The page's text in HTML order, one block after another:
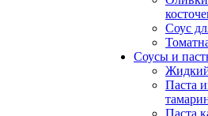
Соус
Соусы и
Паста
Паста